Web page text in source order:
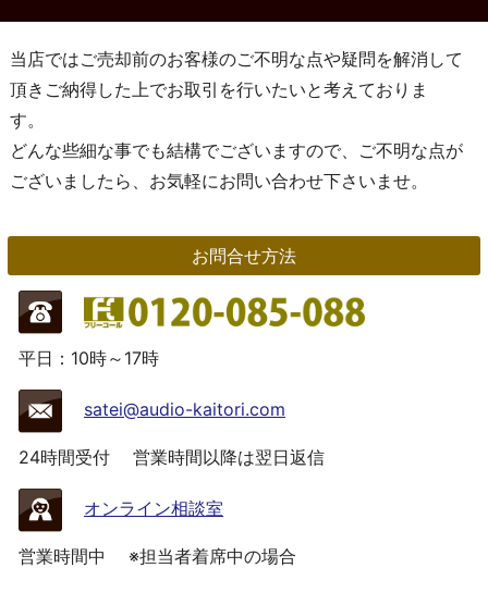
当店ではご売却前のお客様のご不明な点や疑問を解消して
頂きご納得した上でお取引を行いたいと考えておりま
す。
どんな些細な事でも結構でございますので、ご不明な点が
ございましたら、お気軽にお問い合わせ下さいませ。
お問合せ方法
平日：10時～17時
satei@audio-kaitori.com
24時間受付 営業時間以降は翌日返信
オンライン相談室
営業時間中 ※担当者着席中の場合